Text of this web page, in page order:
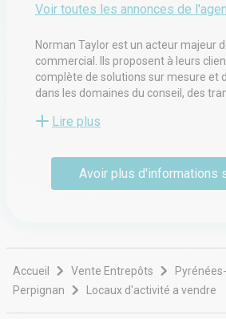
Voir toutes les annonces de
Norman Taylor est un acteur majeur
commercial. Ils proposent à leurs
complète de solutions sur mesure et
dans les domaines du conseil, des
investisseur ou développeur, ils
défendre vos intérêts. Vous
mettre en œuvre leur efficacité
Lire plus
Avoir plus d'informations
Accueil Vente Entrepôts
Perpignan
Locaux d'activité a vendre